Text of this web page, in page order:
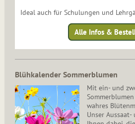
Ideal auch für Schulungen und
Alle Infos &
Blühkalender Sommerblumen
Mit ein- und
wahres
Unser